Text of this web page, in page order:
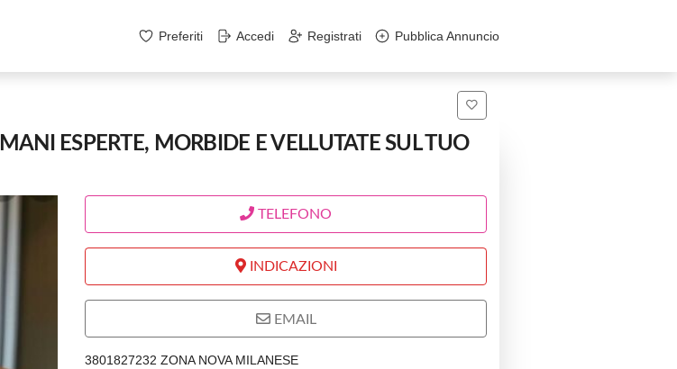
Preferiti Accedi Registrati Pubblica Annuncio
ESPERTE, MORBIDE E VELLUTATE SUL TUO
TELEFONO
INDICAZIONI
EMAIL
3801827232 ZONA NOVA MILANESE